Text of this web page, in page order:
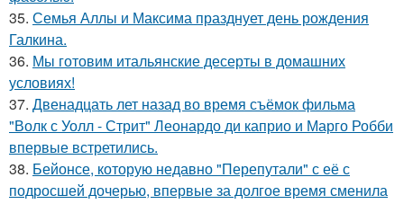
35. Семья Аллы и Максима празднует день рождения
Галкина.
36. Мы готовим итальянские десерты в домашних
условиях!
37. Двенадцать лет назад во время съёмок фильма
"Волк с Уолл - Стрит" Леонардо ди каприо и Марго Робби
впервые встретились.
38. Бейонсе, которую недавно "Перепутали" с её с
подросшей дочерью, впервые за долгое время сменила